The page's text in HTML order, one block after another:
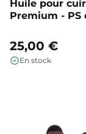
Huile pour cuir
Premium - PS
25,00 €
En stock